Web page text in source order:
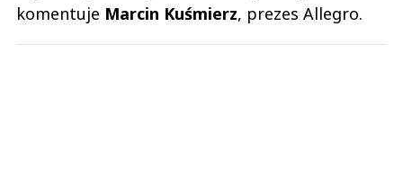
komentuje Marcin Kuśmierz, prezes Allegro.